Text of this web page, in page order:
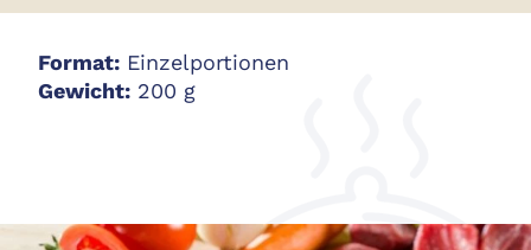
Format: Einzelportionen
Gewicht: 200 g